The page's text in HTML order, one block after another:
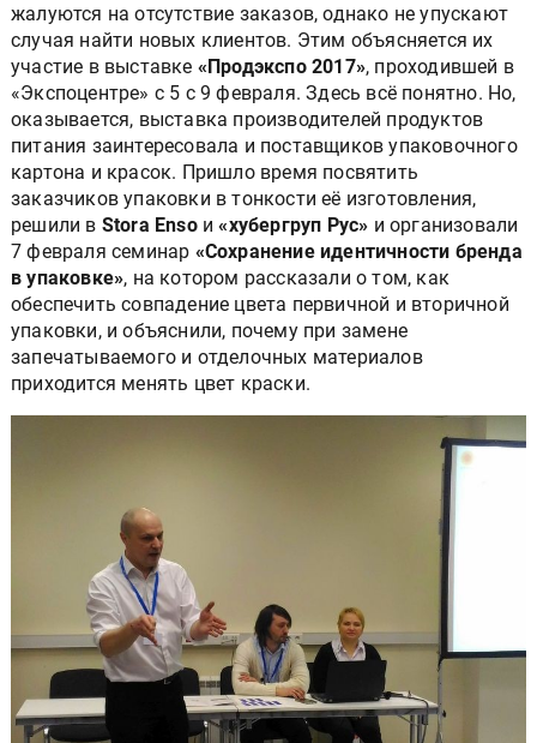
жалуются на отсутствие заказов, однако не упускают
случая найти новых клиентов. Этим объясняется их
участие в выставке «Продэкспо 2017», проходившей в
«Экспоцентре» с 5 с 9 февраля. Здесь всё понятно. Но,
оказывается, выставка производителей продуктов
питания заинтересовала и поставщиков упаковочного
картона и красок. Пришло время посвятить
заказчиков упаковки в тонкости её изготовления,
решили в Stora Ensoи«хубергруп Рус» и организовали
7 февраля семинар «Сохранение идентичности бренда
в упаковке», на котором рассказали о том, как
обеспечить совпадение цвета первичной и вторичной
упаковки, и объяснили, почему при замене
запечатываемого и отделочных материалов
приходится менять цвет краски.